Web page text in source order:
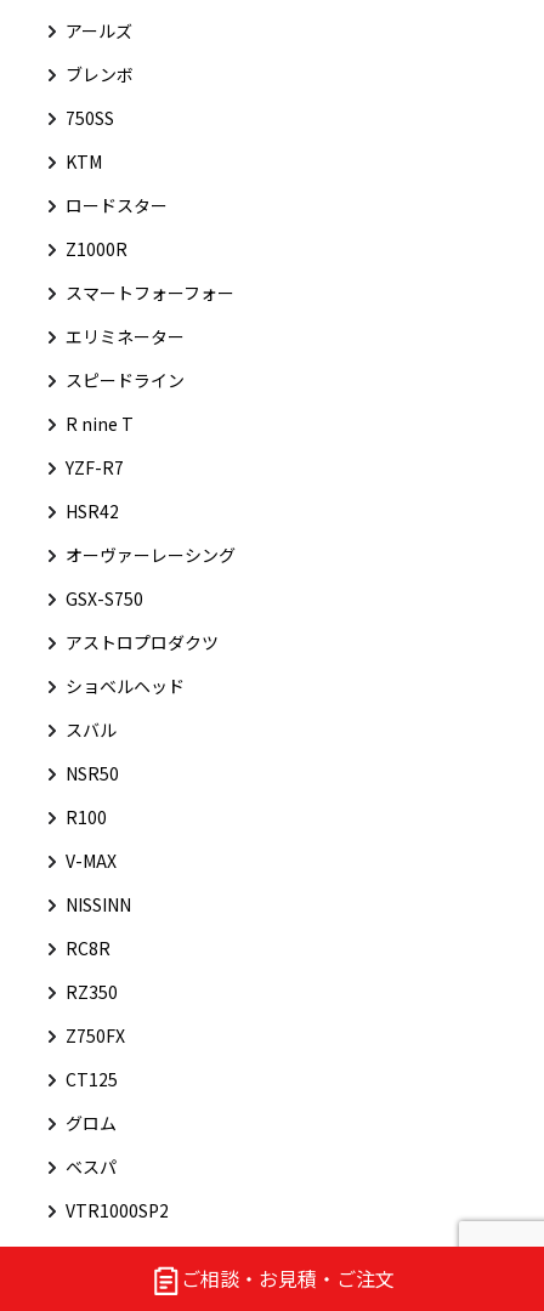
ご相談・お見積・ご注文
アールズ
ブレンボ
750SS
KTM
ロードスター
Z1000R
スマートフォーフォー
エリミネーター
スピードライン
R nine T
YZF-R7
HSR42
オーヴァーレーシング
GSX-S750
アストロプロダクツ
ショベルヘッド
スバル
NSR50
R100
V-MAX
NISSINN
RC8R
RZ350
Z750FX
CT125
グロム
ベスパ
VTR1000SP2
ニッシン